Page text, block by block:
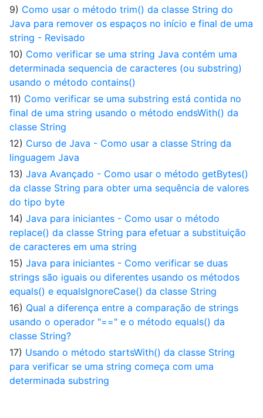
9) Como usar o método trim() da classe String do
Java para remover os espaços no início e final de uma
string - Revisado
10) Como verificar se uma string Java contém uma
determinada sequencia de caracteres (ou substring)
usando o método contains()
11) Como verificar se uma substring está contida no
final de uma string usando o método endsWith() da
classe String
12) Curso de Java - Como usar a classe String da
linguagem Java
13) Java Avançado - Como usar o método getBytes()
da classe String para obter uma sequência de valores
do tipo byte
14) Java para iniciantes - Como usar o método
replace() da classe String para efetuar a substituição
de caracteres em uma string
15) Java para iniciantes - Como verificar se duas
strings são iguais ou diferentes usando os métodos
equals() e equalsIgnoreCase() da classe String
16) Qual a diferença entre a comparação de strings
usando o operador "==" e o método equals() da
classe String?
17) Usando o método startsWith() da classe String
para verificar se uma string começa com uma
determinada substring